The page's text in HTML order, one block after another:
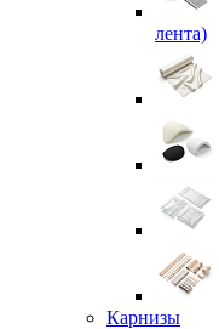
лента)
Карнизы